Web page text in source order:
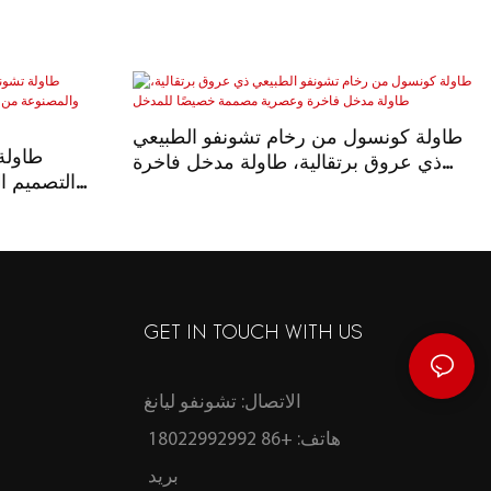
طاولة كونسول من رخام تشونفو الطبيعي
ذي عروق برتقالية، طاولة مدخل فاخرة
GET IN TOUCH WITH US
الاتصال: تشونفو ليانغ
هاتف: +86 18022992992